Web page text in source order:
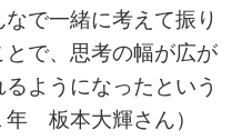
で一緒に考えて振り
で、思考の幅が広が
ようになったという
年 板本大輝さん）